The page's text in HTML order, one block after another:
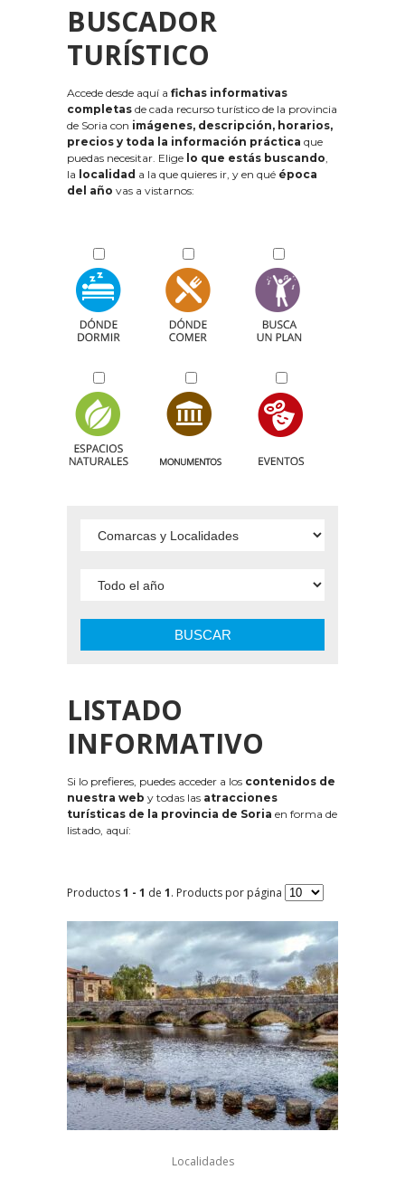
BUSCADOR
TURÍSTICO
Accede desde aquí a fichas informativas
completas de cada recurso turístico de la provincia
de Soria con imágenes, descripción, horarios,
precios y toda la información práctica que
puedas necesitar. Elige lo que estás buscando,
la localidad a la que quieres ir, y en qué época
del año vas a vistarnos:
BUSCAR
LISTADO
INFORMATIVO
Si lo prefieres, puedes acceder a los contenidos de
nuestra web y todas las atracciones
turísticas de la provincia de Soria en forma de
listado, aquí:
Productos1 - 1 de 1. Products por página
Localidades